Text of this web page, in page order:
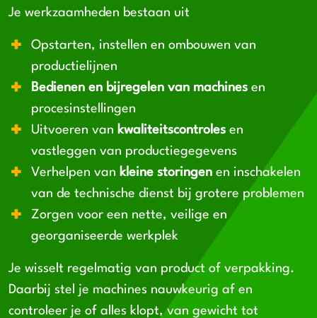
Je werkzaamheden bestaan uit
Opstarten, instellen en ombouwen van
productielijnen
Bedienen en bijregelen van machines en
procesinstellingen
Uitvoeren van kwaliteitscontroles en
vastleggen van productiegegevens
Verhelpen van kleine storingen en inschakelen
van de technische dienst bij grotere problemen
Zorgen voor een nette, veilige en
georganiseerde werkplek
Je wisselt regelmatig van product of verpakking.
Daarbij stel je machines nauwkeurig af en
controleer je of alles klopt, van gewicht tot